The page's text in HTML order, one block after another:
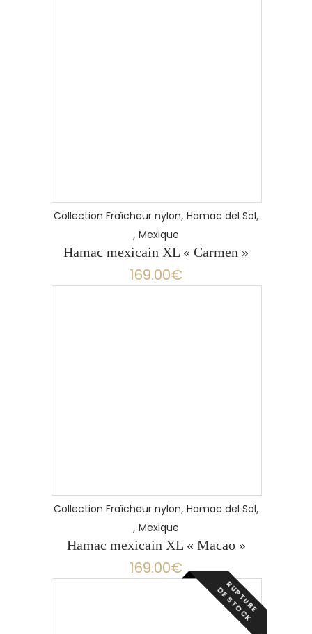
Collection Fraîcheur nylon, Hamac del Sol,
, Mexique
Hamac mexicain XL « Carmen »
169.00€
Collection Fraîcheur nylon, Hamac del Sol,
, Mexique
Hamac mexicain XL « Macao »
169.00€
R
U
P
T
U
R
E
D
E
S
T
O
C
K